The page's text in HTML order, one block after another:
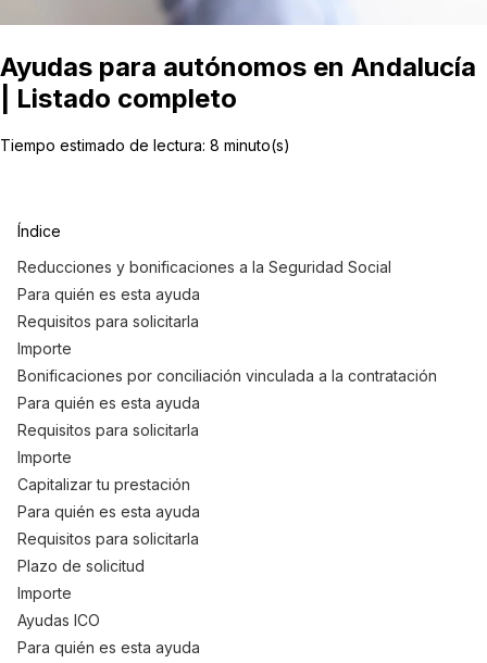
Ayudas para autónomos en Andalucía
| Listado completo
Tiempo estimado de lectura: 8 minuto(s)
Índice
Reducciones y bonificaciones a la Seguridad Social
Para quién es esta ayuda
Requisitos para solicitarla
Importe
Bonificaciones por conciliación vinculada a la contratación
Para quién es esta ayuda
Requisitos para solicitarla
Importe
Capitalizar tu prestación
Para quién es esta ayuda
Requisitos para solicitarla
Plazo de solicitud
Importe
Ayudas ICO
Para quién es esta ayuda